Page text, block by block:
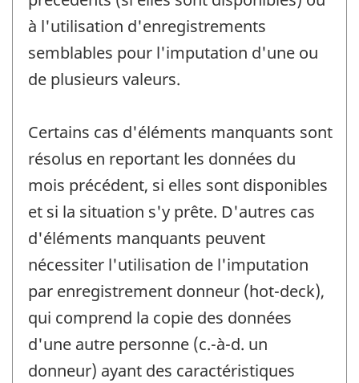
à l'utilisation d'enregistrements
semblables pour l'imputation d'une ou
de plusieurs valeurs.
Certains cas d'éléments manquants sont
résolus en reportant les données du
mois précédent, si elles sont disponibles
et si la situation s'y prête. D'autres cas
d'éléments manquants peuvent
nécessiter l'utilisation de l'imputation
par enregistrement donneur (hot-deck),
qui comprend la copie des données
d'une autre personne (c.-à-d. un
donneur) ayant des caractéristiques